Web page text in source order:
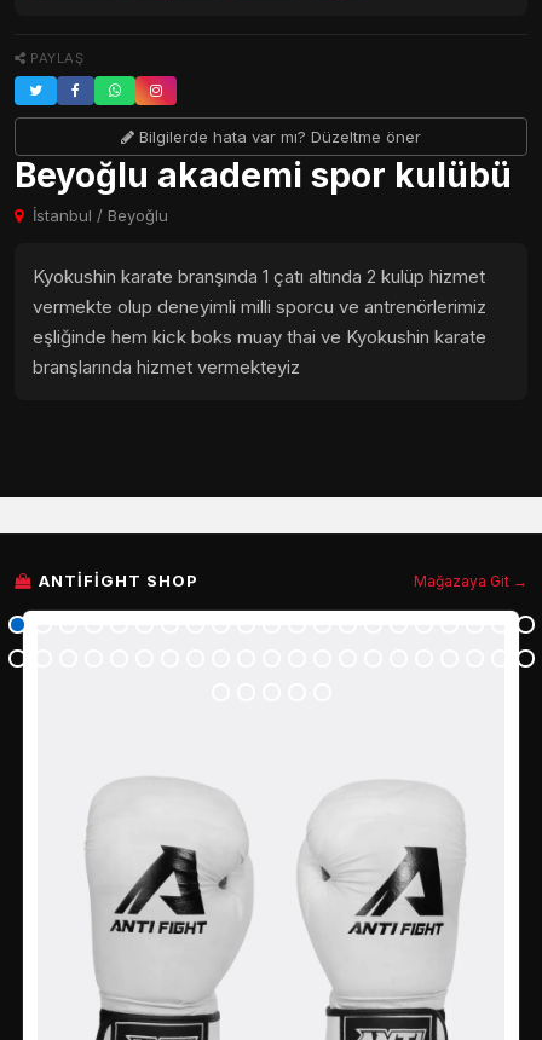
PAYLAŞ
Bilgilerde hata var mı? Düzeltme öner
Beyoğlu akademi spor kulübü
İstanbul / Beyoğlu
Kyokushin karate branşında 1 çatı altında 2 kulüp hizmet
vermekte olup deneyimli milli sporcu ve antrenörlerimiz
eşliğinde hem kick boks muay thai ve Kyokushin karate
branşlarında hizmet vermekteyiz
ANTIFIGHT SHOP Mağazaya Git →